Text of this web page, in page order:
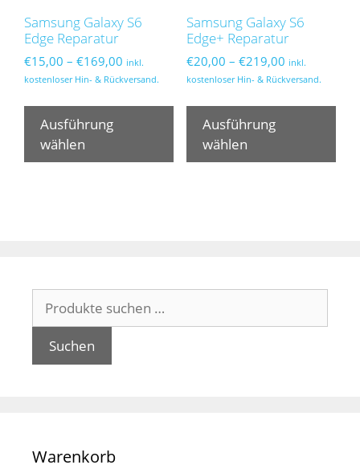
Samsung Galaxy S6
Edge Reparatur
€15,00 – €169,00 Preisspanne:
€15,00
€169,00
inkl.
kostenloser Hin- & Rückversand.
Ausführung
wählen
Dieses
Produkt
weist
mehrere
Produktseite
Samsung Galaxy S6
Edge+ Reparatur
€20,00 – €219,00Preisspanne:
€20,00
€219,00
inkl.
kostenloser Hin- & Rückversand.
Ausführung
wählen
Suchen
nach:
Suchen
Warenkorb